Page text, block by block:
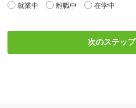
就業中 離職中 在学中
次のステップ